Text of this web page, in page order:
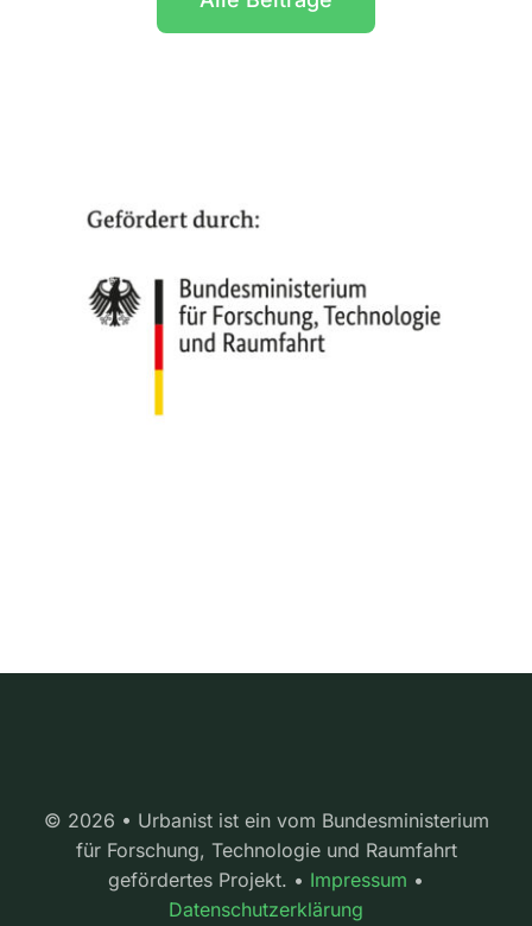
© 2026 • Urbanist ist ein vom Bundesministerium
für Forschung, Technologie und Raumfahrt
gefördertes Projekt. • Impressum •
Datenschutzerklärung